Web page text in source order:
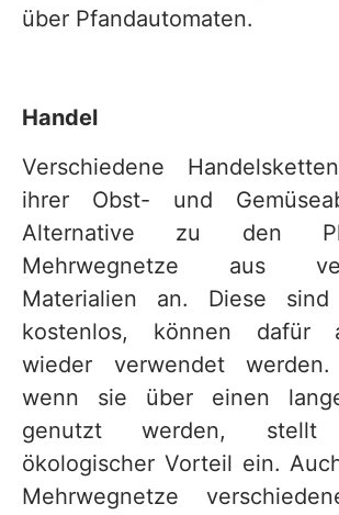
über Pfandautomaten.
Handel
Verschiedene
ihrer Obst- und
Alternative zu den
Mehrwegnetze aus
Materialien an. Diese
kostenlos, können dafür
wieder verwendet
wenn sie über einen
genutzt werden,
ökologischer Vorteil ein.
Mehrwegnetze